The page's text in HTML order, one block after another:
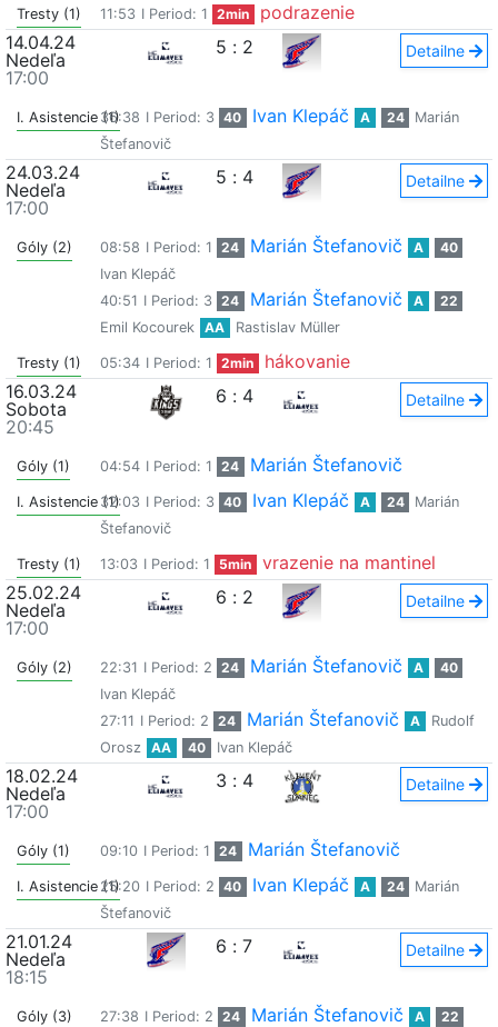
Tresty (1) 11:53 I Period: 1 2min
podrazenie
14.04.24
Nedeľa
17:00
5 : 2 Detailne
I. Asistencie (1)36:38 I Period: 3 40 Ivan Klepáč A 24
Marián
Štefanovič
24.03.24
Nedeľa
17:00
5 : 4 Detailne
Góly (2) 08:58 I Period: 1 24 Marián Štefanovič A
40
Ivan Klepáč
40:51 I Period: 3 24 Marián Štefanovič A
22
Emil Kocourek
AA Rastislav Müller
Tresty (1) 05:34 I Period: 1 2min
hákovanie
16.03.24
Sobota
20:45
6 : 4 Detailne
Góly (1) 04:54 I Period: 1 24 Marián Štefanovič
I. Asistencie (1)32:03 I Period: 3 40 Ivan Klepáč A 24
Marián
Štefanovič
Tresty (1) 13:03 I Period: 1 5min
vrazenie na mantinel
25.02.24
Nedeľa
17:00
6 : 2 Detailne
Góly (2) 22:31 I Period: 2 24 Marián Štefanovič A
40
Ivan Klepáč
27:11 I Period: 2 24 Marián Štefanovič A
Rudolf
Orosz
AA 40 Ivan Klepáč
18.02.24
Nedeľa
17:00
3 : 4 Detailne
Góly (1) 09:10 I Period: 1 24 Marián Štefanovič
I. Asistencie (1)25:20 I Period: 2 40 Ivan Klepáč A 24
Marián
Štefanovič
21.01.24
Nedeľa
18:15
6 : 7 Detailne
Góly (3) 27:38 I Period: 2 24 Marián Štefanovič A
22